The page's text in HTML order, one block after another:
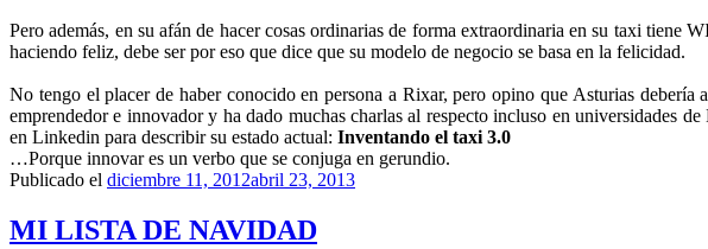
Pero además, en su afán de hacer cosas ordinarias de forma extraordinaria en su taxi
haciendo feliz, debe ser por eso que dice que su modelo de negocio se basa en la felicidad.
No tengo el placer de haber conocido en persona a Rixar, pero opino que Asturias
emprendedor e innovador y ha dado muchas charlas al respecto incluso en universidades
en Linkedin para describir su estado actual: Inventando el taxi 3.0
…Porque innovar es un verbo que se conjuga en gerundio.
Publicado el diciembre 11, 2012abril 23, 2013
MI LISTA DE NAVIDAD